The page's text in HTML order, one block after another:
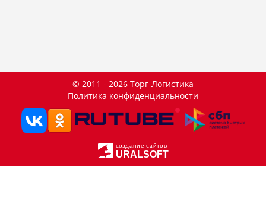
© 2011 - 2026 Торг-Логистика
Политика конфиденциальности
создание сайтов
URALSOFT